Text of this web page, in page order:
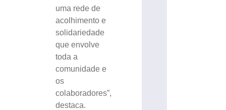
uma rede de
acolhimento e
solidariedade
que envolve
toda a
comunidade e
os
colaboradores”,
destaca.